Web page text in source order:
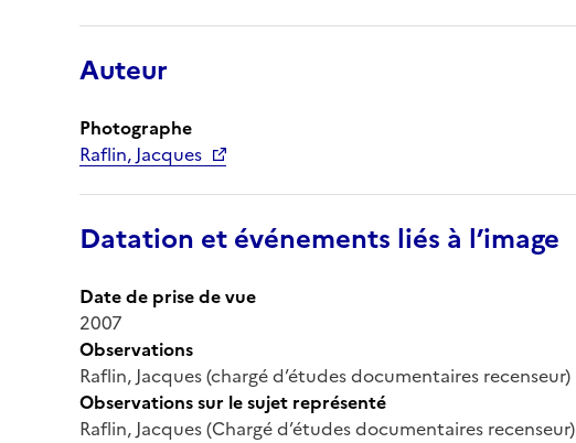
Auteur
Photographe
Raflin, Jacques
Datation et événements liés à l’image
Date de prise de vue
2007
Observations
Raflin, Jacques (chargé d’études documentaires recenseur)
Observations sur le sujet représenté
Raflin, Jacques (Chargé d’études documentaires recenseur)